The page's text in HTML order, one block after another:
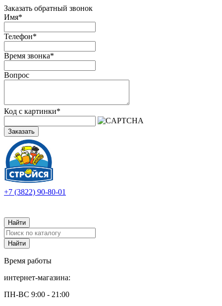
Заказать обратный звонок
Имя*
Телефон*
Время звонка*
Вопрос
Код с картинки*
Заказать
+7 (3822) 90-80-01
Время работы
интернет-магазина:
ПН-ВС 9:00 - 21:00